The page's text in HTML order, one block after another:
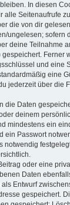
In diesen
alle Seitenaufrufe
die von dir
ungelesen; sofern
deine Teilnahme
Ferner
und eine
eine
jederzeit über die
die Daten
deinem
mindestens ein
ein Passwort
notwendig
oder eine
Daten
Entwurf
gespeichert.